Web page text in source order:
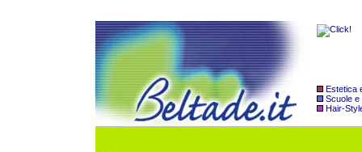
Estetica
Scuole e
Hair-